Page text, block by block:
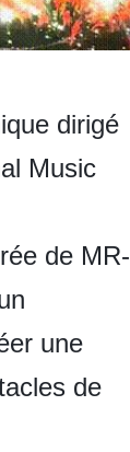
dirigé
Music
de MR-
une
de